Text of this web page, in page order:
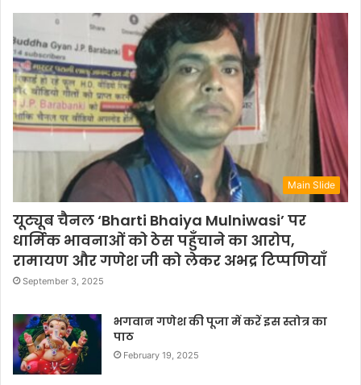
Main Slide
यूट्यूब चैनल ‘Bharti Bhaiya Mulniwasi’ पर
धार्मिक भावनाओं को ठेस पहुँचाने का आरोप,
रामायण और गणेश जी को लेकर अभद्र टिप्पणियाँ
September 3, 2025
भगवान गणेश की पूजा में करें इस स्तोत्र का
पाठ
February 19, 2025